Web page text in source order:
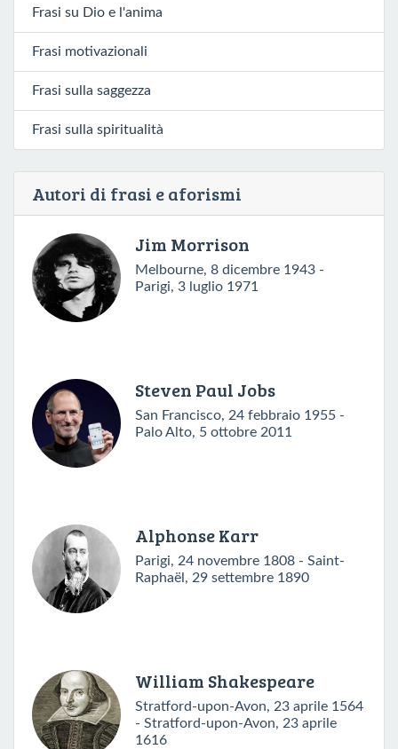
Frasi su Dio e l'anima
Frasi motivazionali
Frasi sulla saggezza
Frasi sulla spiritualità
Autori di frasi e aforismi
Jim Morrison
Melbourne, 8 dicembre 1943 -
Parigi, 3 luglio 1971
Steven Paul Jobs
San Francisco, 24 febbraio 1955 -
Palo Alto, 5 ottobre 2011
Alphonse Karr
Parigi, 24 novembre 1808 - Saint-
Raphaël, 29 settembre 1890
William Shakespeare
Stratford-upon-Avon, 23 aprile 1564
- Stratford-upon-Avon, 23 aprile
1616